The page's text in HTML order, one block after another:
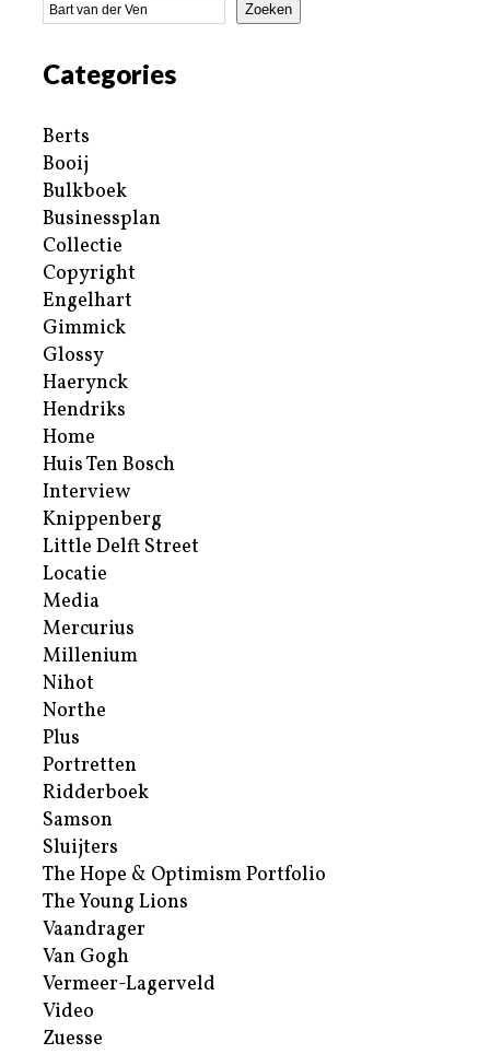
Zoeken
Categories
Berts
Booij
Bulkboek
Businessplan
Collectie
Copyright
Engelhart
Gimmick
Glossy
Haerynck
Hendriks
Home
Huis Ten Bosch
Interview
Knippenberg
Little Delft Street
Locatie
Media
Mercurius
Millenium
Nihot
Northe
Plus
Portretten
Ridderboek
Samson
Sluijters
The Hope & Optimism Portfolio
The Young Lions
Vaandrager
Van Gogh
Vermeer-Lagerveld
Video
Zuesse